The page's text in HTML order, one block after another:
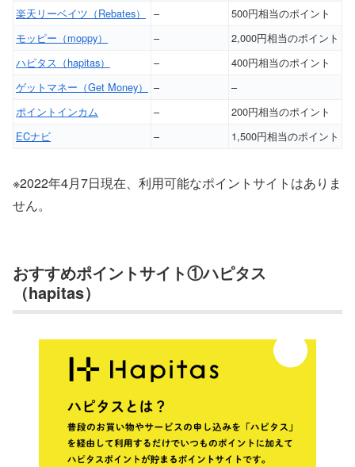
楽天リーベイツ（Rebates） –
500円相当のポイント
モッピー（moppy）
–
2,000円相当のポイント
ハピタス（hapitas）
–
400円相当のポイント
ゲットマネー（Get Money）
–
–
ポイントインカム
–
200円相当のポイント
ECナビ
– 1,500円相当のポイント
※2022年4月7日現在、利用可能なポイントサイトはありま
せん。
おすすめポイントサイト①ハピタス
（hapitas）